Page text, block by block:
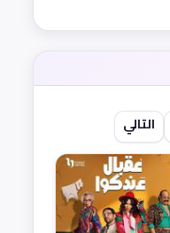
التالي